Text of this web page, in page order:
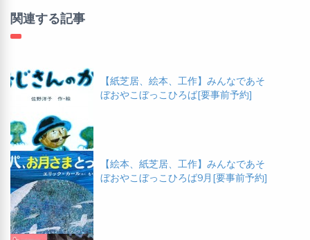
関連する記事
【紙芝居、絵本、工作】みんなであそ
ぼおやこぼっこひろば[要事前予約]
【絵本、紙芝居、工作】みんなであそ
ぼおやこぼっこひろば9月[要事前予約]